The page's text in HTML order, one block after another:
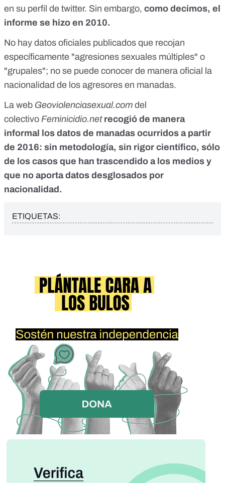
en su perfil de twitter. Sin embargo, como decimos, el
informe se hizo en 2010.
No hay datos oficiales publicados que recojan
específicamente "agresiones sexuales múltiples" o
"grupales"; no se puede conocer de manera oficial la
nacionalidad de los agresores en manadas.
La web Geoviolenciasexual.com del
colectivo Feminicidio.net recogió de manera
informal los datos de manadas ocurridos a partir
de 2016: sin metodología, sin rigor científico, sólo
de los casos que han trascendido a los medios y
que no aporta datos desglosados por
nacionalidad.
ETIQUETAS: